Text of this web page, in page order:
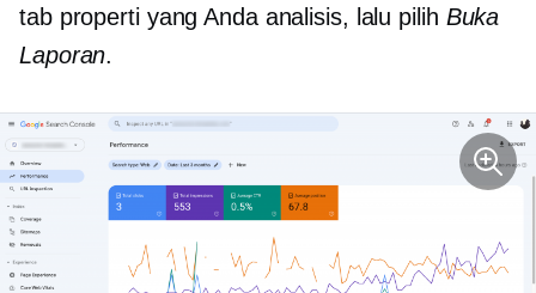
tab properti yang Anda analisis, lalu pilih Buka
Laporan.